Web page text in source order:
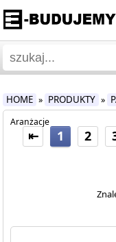
HOME » PRODUKTY »
Aranżacje
⇤ 1 2